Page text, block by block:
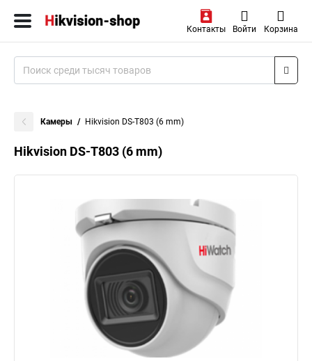
Контакты Войти Корзина
Камеры Hikvision DS-T803 (6 mm)
Hikvision DS-T803 (6 mm)